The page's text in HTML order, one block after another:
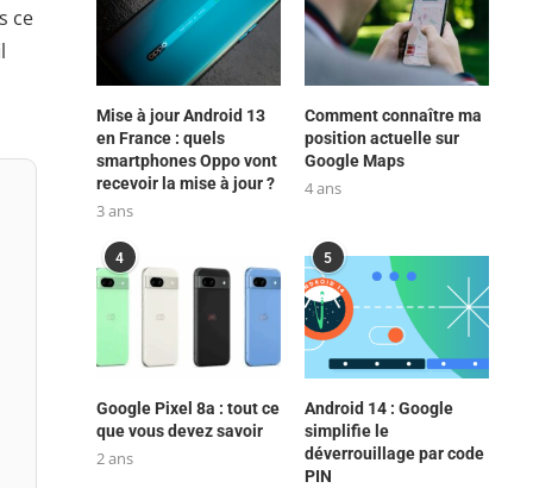
ce
Mise à jour Android 13
en France : quels
smartphones Oppo vont
recevoir la mise à jour ?
3 ans
Comment connaître ma
position actuelle sur
Google Maps
4 ans
4
Google Pixel 8a : tout ce
que vous devez savoir
2 ans
5
Android 14 : Google
simplifie le
déverrouillage par code
PIN